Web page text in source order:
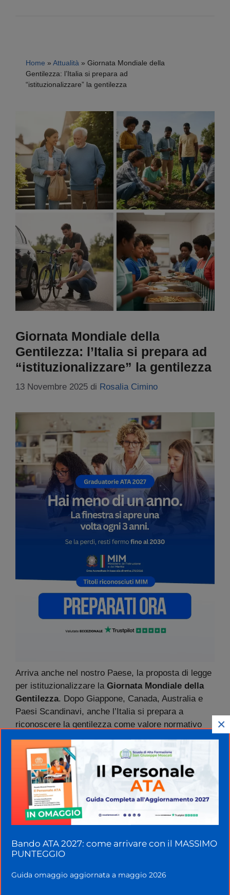
Home » Attualità » Giornata Mondiale della
Gentilezza: l’Italia si prepara ad
“istituzionalizzare” la gentilezza
Giornata Mondiale della
Gentilezza: l’Italia si prepara ad
“istituzionalizzare” la gentilezza
13 Novembre 2025 di Rosalia Cimino
Arriva anche nel nostro Paese, la proposta di legge
per istituzionalizzare la Giornata Mondiale della
Gentilezza. Dopo Giappone, Canada, Australia e
Paesi Scandinavi, anche l’Italia si prepara a
riconoscere la gentilezza come valore normativo
SOMMARIO
La proposta di legge in Italia
La “Carta dei Sei Valori della Gentilezza”
La Giornata Mondiale della Gentilezza negli altri
Paesi
Gentilezza
Dieci gesti semplici per celebrare la gentilezza
×
Bando ATA 2027: come arrivare con il MASSIMO
PUNTEGGIO
Guida omaggio aggiornata a maggio 2026